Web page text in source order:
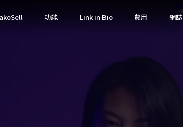
功能 Link in Bio 費用 網誌